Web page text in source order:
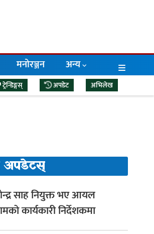
मनोरञ्जन अन्य
ट्रेन्डिङ्गस् अपडेट अभिलेख
अपडेटस्
साह नियुक्त भए आयल
कार्यकारी निर्देशकमा